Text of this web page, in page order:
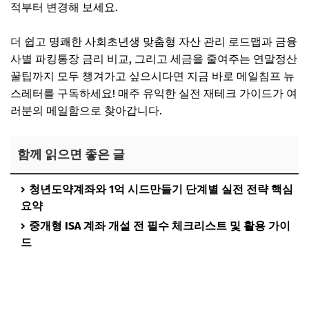
적부터 변경해 보세요.
더 쉽고 명쾌한 사회초년생 맞춤형 자산 관리 로드맵과 금융
사별 파킹통장 금리 비교, 그리고 세금을 줄여주는 연말정산
꿀팁까지 모두 챙겨가고 싶으시다면 지금 바로 메일침프 뉴
스레터를 구독하세요! 매주 유익한 실전 재테크 가이드가 여
러분의 메일함으로 찾아갑니다.
함께 읽으면 좋은 글
청년도약계좌와 1억 시드만들기 단계별 실전 전략 핵심
요약
중개형 ISA 계좌 개설 전 필수 체크리스트 및 활용 가이
드